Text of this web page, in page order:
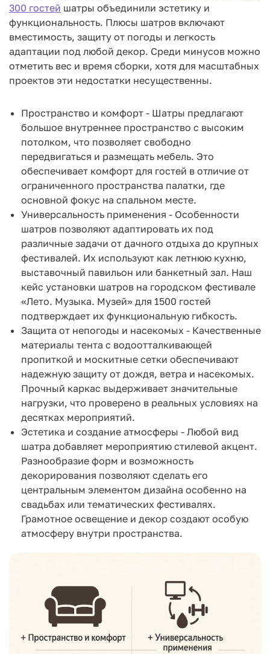
300 гостей шатры объединили эстетику и
функциональность. Плюсы шатров включают
вместимость, защиту от погоды и легкость
адаптации под любой декор. Среди минусов можно
отметить вес и время сборки, хотя для масштабных
проектов эти недостатки несущественны.
Пространство и комфорт - Шатры предлагают
большое внутреннее пространство с высоким
потолком, что позволяет свободно
передвигаться и размещать мебель. Это
обеспечивает комфорт для гостей в отличие от
ограниченного пространства палатки, где
основной фокус на спальном месте.
Универсальность применения - Особенности
шатров позволяют адаптировать их под
различные задачи от дачного отдыха до крупных
фестивалей. Их используют как летнюю кухню,
выставочный павильон или банкетный зал. Наш
кейс установки шатров на городском фестивале
«Лето. Музыка. Музей» для 1500 гостей
подтверждает их функциональную гибкость.
Защита от непогоды и насекомых - Качественные
материалы тента с водоотталкивающей
пропиткой и москитные сетки обеспечивают
надежную защиту от дождя, ветра и насекомых.
Прочный каркас выдерживает значительные
нагрузки, что проверено в реальных условиях на
десятках мероприятий.
Эстетика и создание атмосферы - Любой вид
шатра добавляет мероприятию стилевой акцент.
Разнообразие форм и возможность
декорирования позволяют сделать его
центральным элементом дизайна особенно на
свадьбах или тематических фестивалях.
Грамотное освещение и декор создают особую
атмосферу внутри пространства.